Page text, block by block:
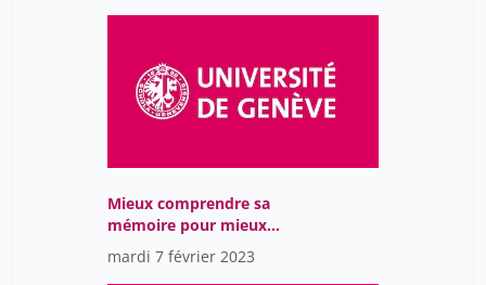
Mieux comprendre sa
mémoire pour mieux
fonctionner au quotidien
mardi 7 février 2023